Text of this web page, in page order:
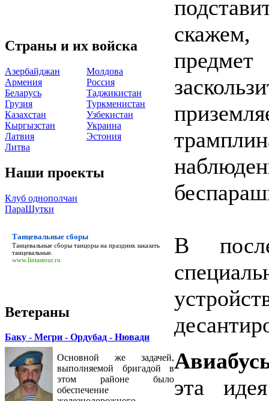
Страны и их войска
Азербайджан
Армения
Беларусь
Грузия
Казахстан
Кыргызстан
Латвия
Литва
Молдова
Россия
Таджикистан
Туркменистан
Узбекистан
Украина
Эстония
Наши проекты
Клуб однополчан
ПараШутки
Танцевальные сборы
Танцевальные сборытанцоры на праздник заказать
танцевальные.
www.lintastour.ru
Ветераны
Баку - Мегри - Ордубад - Нювади
Основной же задачей,
выполняемой бригадой в
этом районе было
обеспечение
скажем,
В
эта